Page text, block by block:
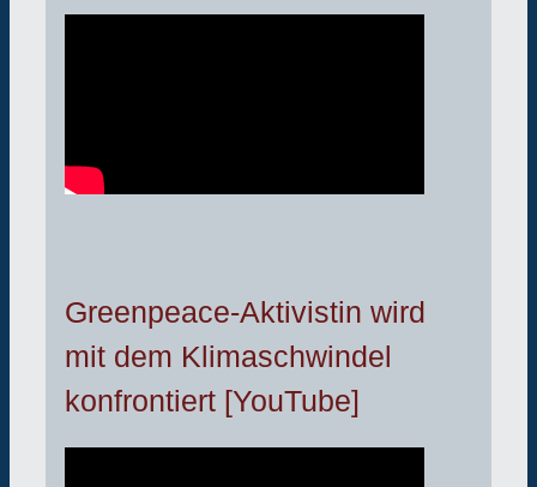
Greenpeace-Aktivistin wird
mit dem Klimaschwindel
konfrontiert [YouTube]